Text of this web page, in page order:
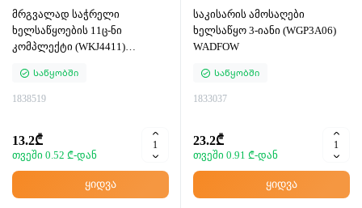
მრგვალად საჭრელი
ხელსაწყოების 11ც-ნი
კომპლექტი (WKJ4411)
Საწყობში
1838519
13.2₾
თვეში 0.52 ₾-დან
ყიდვა
საკისარის ამოსაღები
ხელსაწყო 3-იანი (WGP3A06)
WADFOW
Საწყობში
1833037
23.2₾
თვეში 0.91 ₾-დან
ყიდვა